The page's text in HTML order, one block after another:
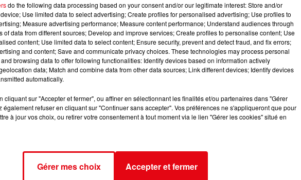
Balance
do the following data processing based on your consent and/or our legitimate interest: Store and/or
Use limited data to select advertising; Create profiles for personalised advertising; Use profiles to
Measure advertising performance; Measure content performance; Understand audiences through
of data from different sources; Develop and improve services; Create profiles to personalise content; Use
content; Use limited data to select content; Ensure security, prevent and detect fraud, and fix errors;
and content; Save and communicate privacy choices. These technologies may process personal
browsing data to offer following functionalities: Identify devices based on information actively
data; Match and combine data from other data sources; Link different devices; Identify devices
automatically.
cliquant sur "Accepter et fermer", ou affiner en sélectionnant les finalités et/ou partenaires dans "Gérer
également refuser en cliquant sur "Continuer sans accepter". Vos préférences ne s'appliqueront que pour
à jour vos choix, ou retirer votre consentement à tout moment via le lien "Gérer les cookies" situé en
Gérer mes choix Accepter et fermer